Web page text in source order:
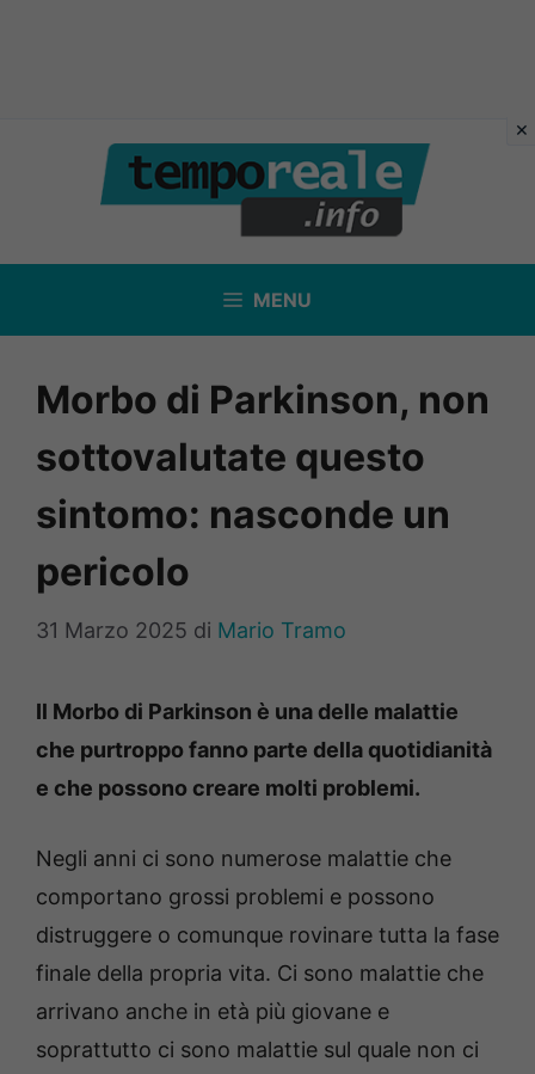
contenuto
MENU
Morbo di Parkinson, non
sottovalutate questo
sintomo: nasconde un
pericolo
31 Marzo 2025 di Mario Tramo
Il Morbo di Parkinson è una delle malattie
che purtroppo fanno parte della quotidianità
e che possono creare molti problemi.
Negli anni ci sono numerose malattie che
comportano grossi problemi e possono
distruggere o comunque rovinare tutta la fase
finale della propria vita. Ci sono malattie che
arrivano anche in età più giovane e
soprattutto ci sono malattie sul quale non ci